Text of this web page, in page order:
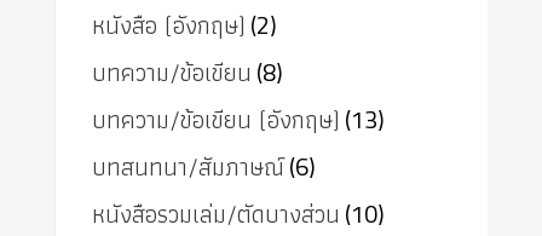
หนังสือ (อังกฤษ) (2)
บทความ/ข้อเขียน (8)
บทความ/ข้อเขียน (อังกฤษ) (13)
บทสนทนา/สัมภาษณ์(6)
หนังสือรวมเล่ม/ตัดบางส่วน (10)